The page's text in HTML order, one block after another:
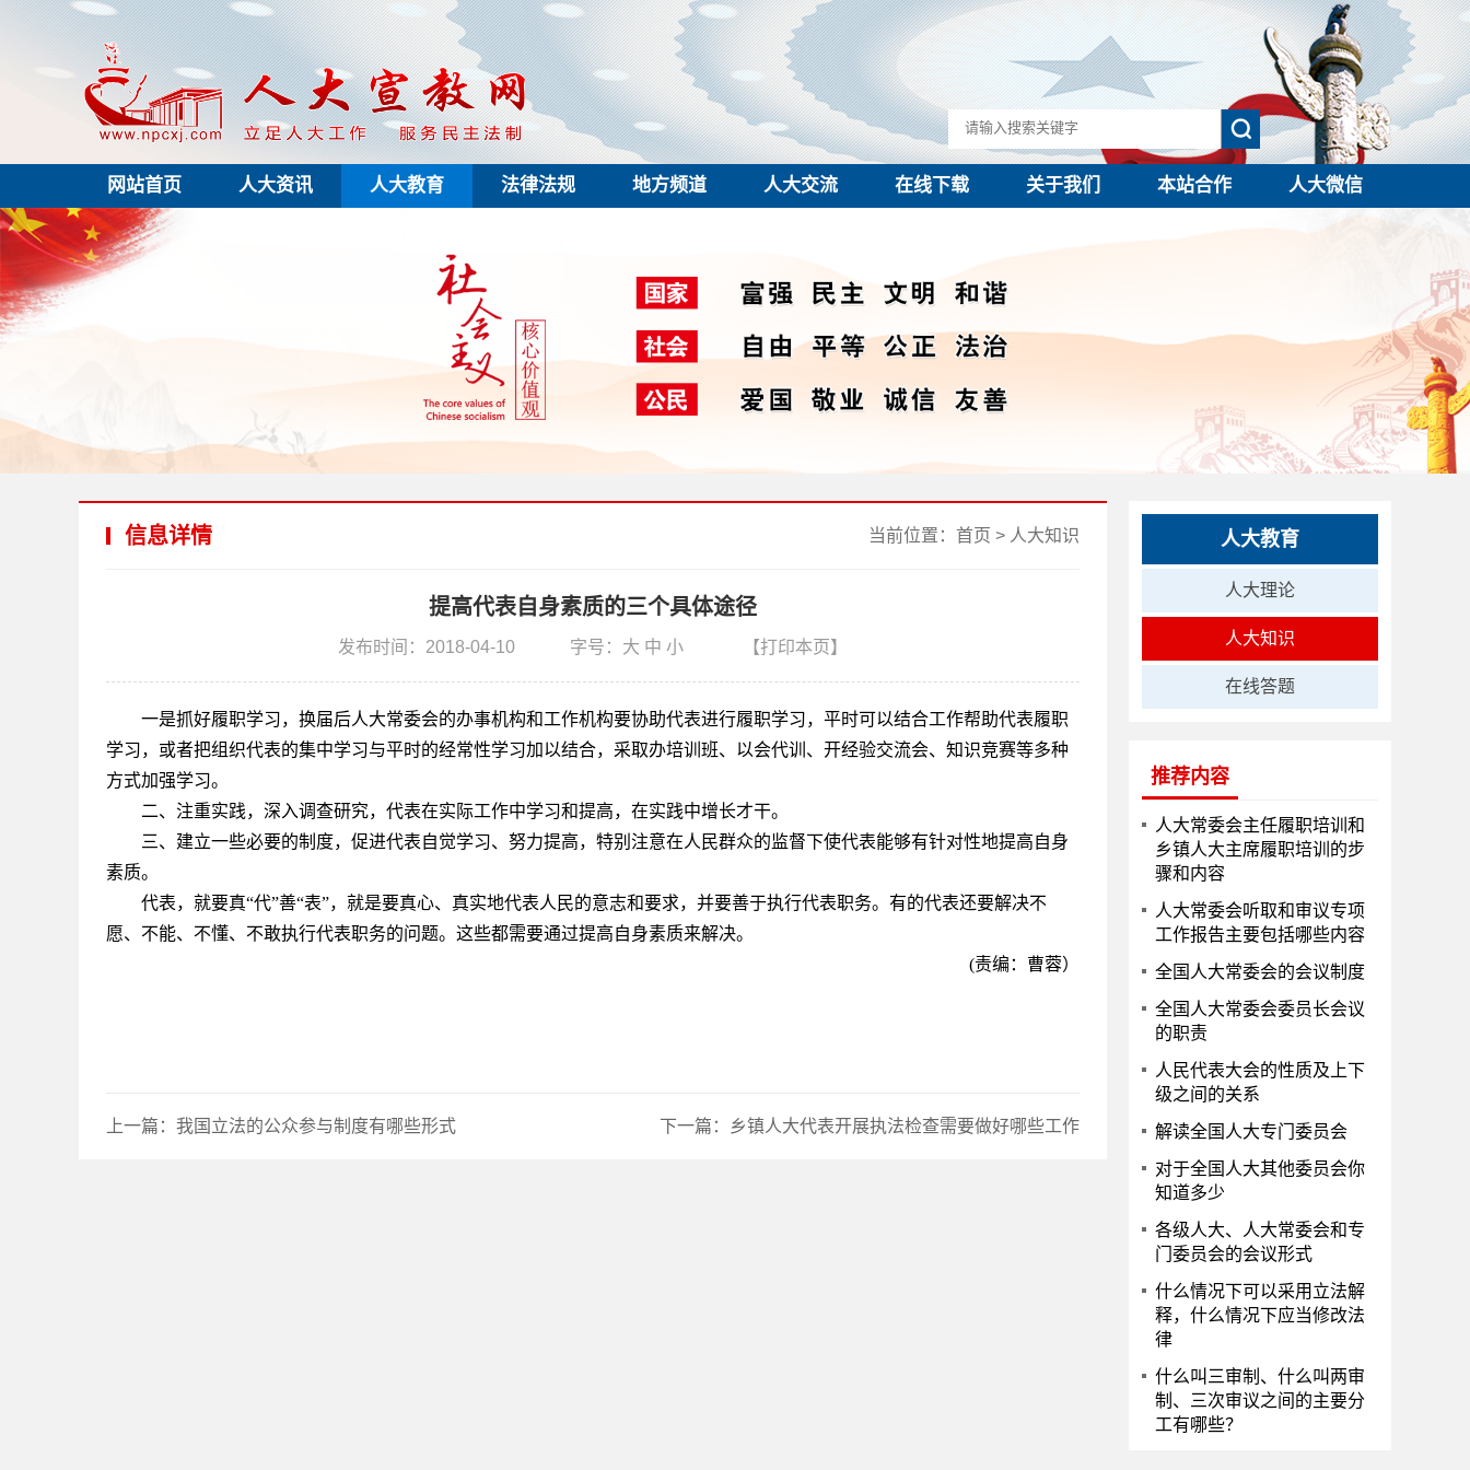
网站首页 人大资讯 人大教育 法律法规 地方频道 人大交流 在线下载 关于我们 本站合作 人大微信
信息详情 当前位置： 首页 > 人大知识
提高代表自身素质的三个具体途径
发布时间：2018-04-10 字号： 大 中 小 【打印本页】
一是抓好履职学习，换届后人大常委会的办事机构和工作机构要协助代表进行履职学习，平时可以结合工作帮助代表履职
学习，或者把组织代表的集中学习与平时的经常性学习加以结合，采取办培训班、以会代训、开经验交流会、知识竞赛等多种
方式加强学习。
二、注重实践，深入调查研究，代表在实际工作中学习和提高，在实践中增长才干。
三、建立一些必要的制度，促进代表自觉学习、努力提高，特别注意在人民群众的监督下使代表能够有针对性地提高自身
素质。
代表，就要真“代”善“表”，就是要真心、真实地代表人民的意志和要求，并要善于执行代表职务。有的代表还要解决不
愿、不能、不懂、不敢执行代表职务的问题。这些都需要通过提高自身素质来解决。
(责编：曹蓉）
上一篇： 我国立法的公众参与制度有哪些形式 下一篇： 乡镇人大代表开展执法检查需要做好哪些工作
人大教育
人大理论
人大知识
在线答题
推荐内容
人大常委会主任履职培训和
乡镇人大主席履职培训的步
骤和内容
人大常委会听取和审议专项
工作报告主要包括哪些内容
全国人大常委会的会议制度
全国人大常委会委员长会议
的职责
人民代表大会的性质及上下
级之间的关系
解读全国人大专门委员会
对于全国人大其他委员会你
知道多少
各级人大、人大常委会和专
门委员会的会议形式
什么情况下可以采用立法解
释，什么情况下应当修改法
律
什么叫三审制、什么叫两审
制、三次审议之间的主要分
工有哪些？